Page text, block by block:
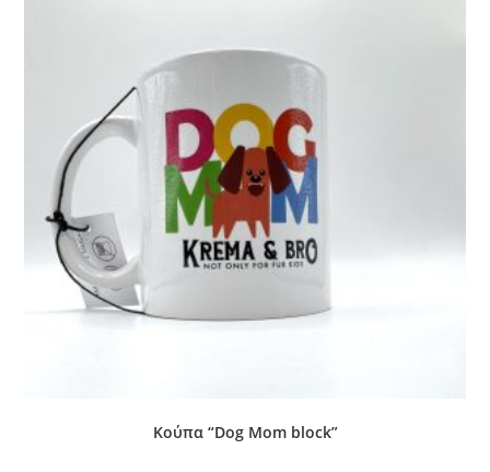
Κούπα “Dog Mom block”